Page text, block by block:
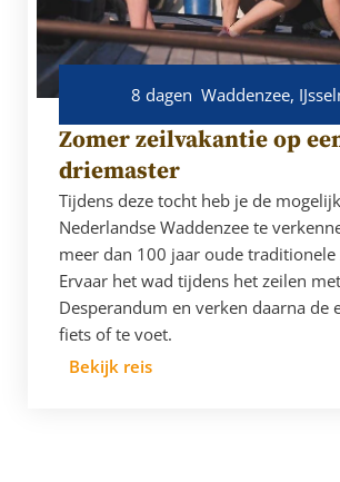
8 dagen Waddenzee,
Zomer zeilvakantie op
driemaster
Tijdens deze tocht heb je de
Nederlandse Waddenzee te
meer dan 100 jaar oude traditionele
Ervaar het wad tijdens het zeilen
Desperandum en verken daarna de
fiets of te voet.
Bekijk reis